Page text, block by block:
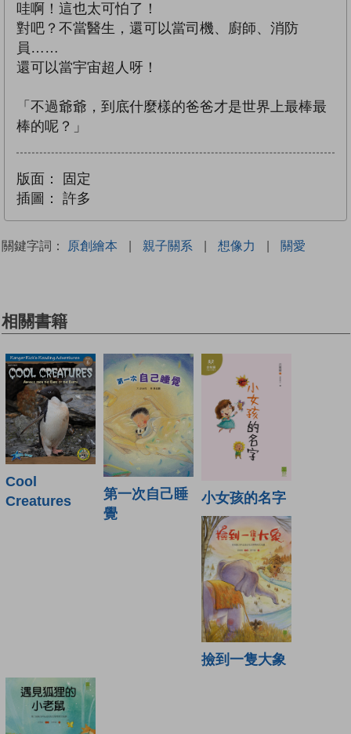
哇啊！這也太可怕了！
對吧？不當醫生，還可以當司機、廚師、消防
員……
還可以當宇宙超人呀！
「不過爺爺，到底什麼樣的爸爸才是世界上最棒最
棒的呢？」
版面：
固定
插圖：
許多
關鍵字詞： 原創繪本 | 親子關系 | 想像力 | 關愛
相關書籍
Cool
Creatures
第一次自己睡
覺
小女孩的名字
撿到一隻大象